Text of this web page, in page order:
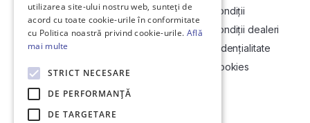
Informații utile vizionare
Contact
Soluționarea Online a litigiilor
ANCP
Termeni și condiții
Termeni și condiții dealeri
Politică confidențialitate
Politica de cookies
utilizarea site-ului nostru web, sunteți de
acord cu toate cookie-urile în conformitate
cu Politica noastră privind cookie-urile. Află
mai multe
STRICT NECESARE
DE PERFORMANȚĂ
DE TARGETARE